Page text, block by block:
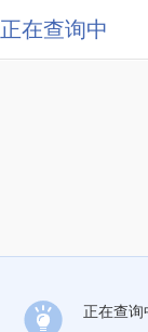
正在查询中
正在查询